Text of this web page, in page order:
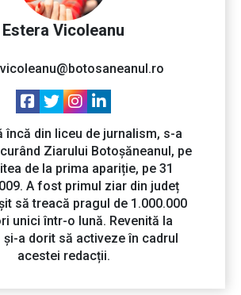
Estera Vicoleanu
încă din liceu de jurnalism, s-a
Ziarului Botoșăneanul, pe
de la prima apariție, pe 31
A fost primul ziar din județ
să treacă pragul de 1.000.000
unici într-o lună. Revenită la
și-a dorit să activeze în cadrul
acestei redacții.